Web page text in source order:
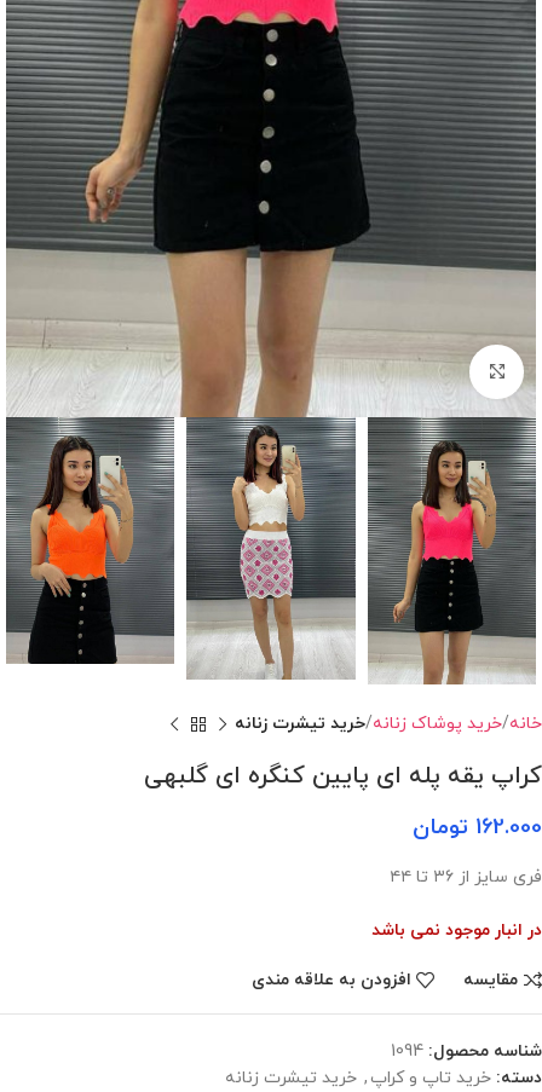
بزرگنمایی تصویر
خانه خرید پوشاک زنانه خرید تیشرت زنانه
کراپ یقه پله ای پایین کنگره ای گلبهی
162.000 تومان
فری سایز از ۳۶ تا ۴۴
در انبار موجود نمی باشد
مقایسه افزودن به علاقه مندی
شناسه محصول: 1094
دسته: خرید تاپ و کراپ , خرید تیشرت زنانه